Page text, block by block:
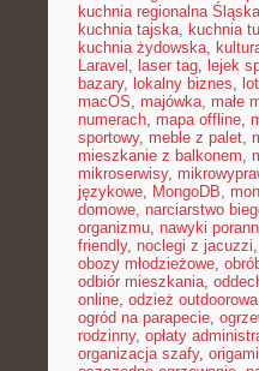
kuchnia regionalna Śląska
kuchnia tajska, kuchnia
kuchnia żydowska,
Laravel , laser tag, lejek
bazary, lokalny biznes,
macOS, majówka, małe
numerach, mapa offline,
sportowy, meble z palet,
mieszkanie z balkonem,
mikroserwisy,
językowe, MongoDB,
domowe, narciarstwo
organizmu, nawyki
friendly, noclegi z jacuzzi,
obozy młodzieżowe,
odbiór mieszkania,
online, odzież outdoorowa
ogród na parapecie,
rodzinny, opłaty
organizacja szafy, origami